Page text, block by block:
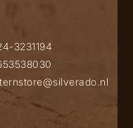
3231194